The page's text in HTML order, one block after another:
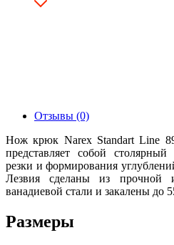
Отзывы (0)
Нож крюк Narex Standart Line
представляет собой
резки и формирования
Лезвия сделаны из прочной
ванадиевой стали и закалены до
Размеры